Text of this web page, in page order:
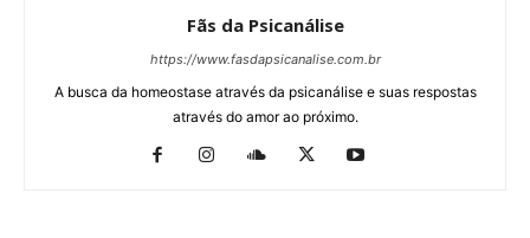
Fãs da Psicanálise
https://www.fasdapsicanalise.com.br
A busca da homeostase através da psicanálise e suas respostas
através do amor ao próximo.